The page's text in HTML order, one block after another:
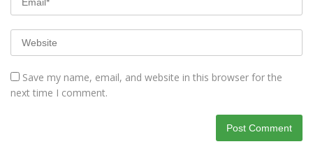
Save my name, email, and website in this browser for the
next time I comment.